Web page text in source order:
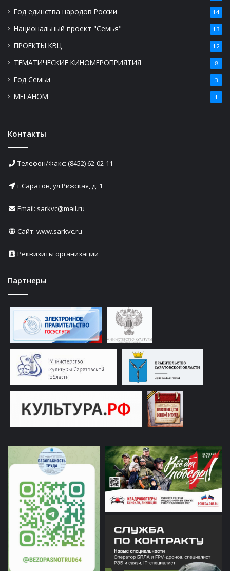
Год единства народов России 14
Национальный проект "Семья" 13
ПРОЕКТЫ КВЦ 12
ТЕМАТИЧЕСКИЕ КИНОМЕРОПРИЯТИЯ 8
Год Семьи 3
МЕГАНОМ 1
Контакты
Телефон/Факс: (8452) 62-02-11
г.Саратов, ул.Рижская, д. 1
Email: sarkvc@mail.ru
Сайт: www.sarkvc.ru
Реквизиты организации
Партнеры